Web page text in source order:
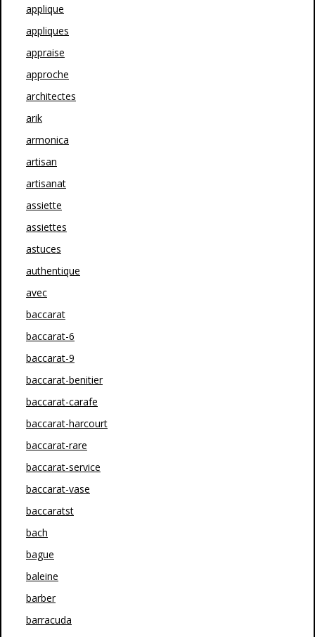
applique
appliques
appraise
approche
architectes
arik
armonica
artisan
artisanat
assiette
assiettes
astuces
authentique
avec
baccarat
baccarat-6
baccarat-9
baccarat-benitier
baccarat-carafe
baccarat-harcourt
baccarat-rare
baccarat-service
baccarat-vase
baccaratst
bach
bague
baleine
barber
barracuda